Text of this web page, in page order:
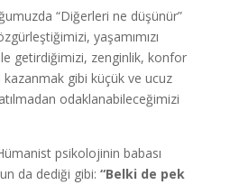
“Diğerleri ne düşünür”
yaşamımızı
getirdiğimizi, zenginlik, konfor
kazanmak gibi küçük ve ucuz
odaklanabileceğimizi
psikolojinin babası
da dediği gibi: “Belki de pek